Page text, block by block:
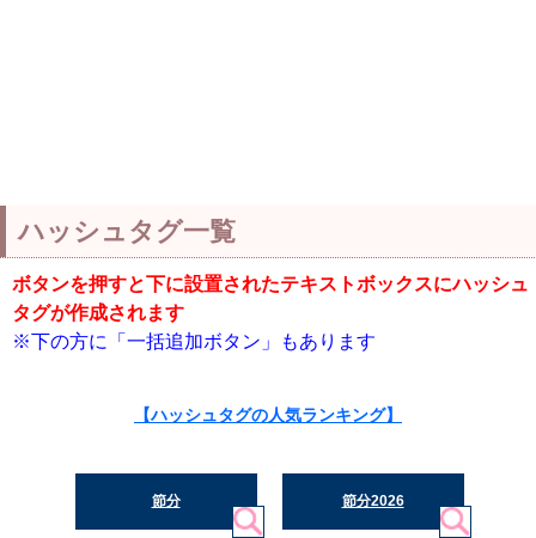
ハッシュタグ一覧
ボタンを押すと下に設置されたテキストボックスにハッシュ
タグが作成されます
※下の方に「一括追加ボタン」もあります
【ハッシュタグの人気ランキング】
節分 節分2026